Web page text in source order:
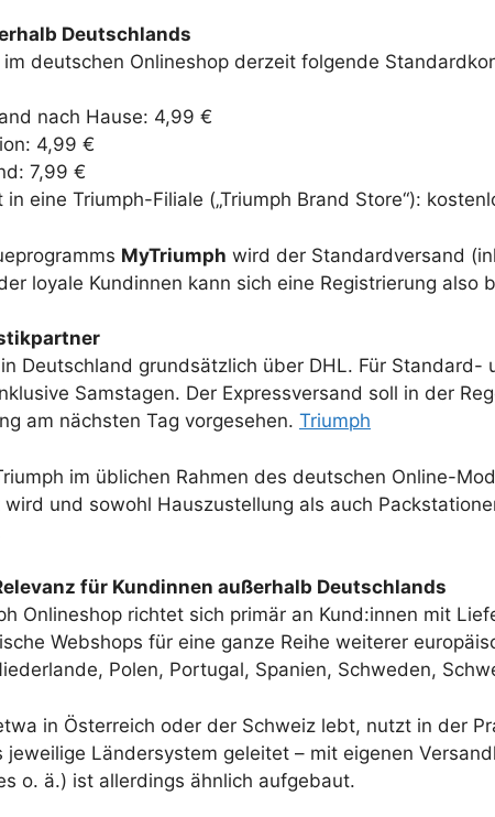
Deutschlands
deutschen Onlineshop derzeit folgende
nach Hause: 4,99 €
4,99 €
7,99 €
in eine Triumph-Filiale („Triumph Brand Store“):
MyTriumph wird der Standardversand
loyale Kundinnen kann sich eine Registrierung also
Deutschland grundsätzlich über DHL. Für
Samstagen. Der Expressversand soll in der
am nächsten Tag vorgesehen. Triumph
im üblichen Rahmen des deutschen Online-
und sowohl Hauszustellung als auch
für Kundinnen außerhalb Deutschlands
Onlineshop richtet sich primär an Kund:innen mit
Webshops für eine ganze Reihe weiterer
Polen, Portugal, Spanien, Schweden,
in Österreich oder der Schweiz lebt, nutzt in der
Ländersystem geleitet – mit eigenen
o. ä.) ist allerdings ähnlich aufgebaut.